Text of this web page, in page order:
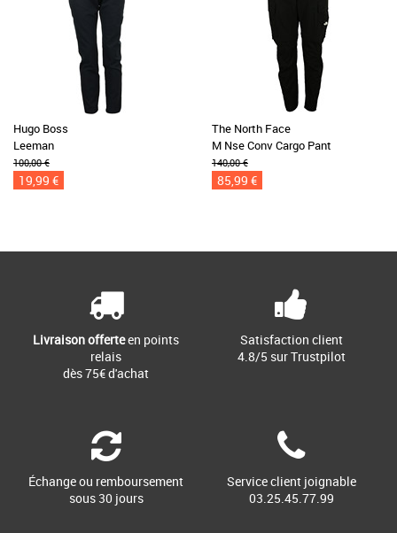
Hugo Boss
Leeman
100,00 €
19,99 €
The North Face
M Nse Conv Cargo Pant
140,00 €
85,99 €
Livraison offerteen points
relais
dès 75€ d'achat
Satisfaction client
4.8/5 sur Trustpilot
Échange ou remboursement
sous 30 jours
Service client joignable
03.25.45.77.99